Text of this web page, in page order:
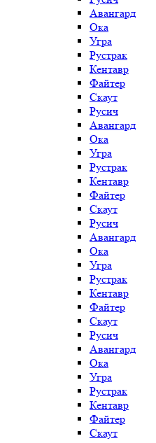
Авангард
Ока
Угра
Рустрак
Кентавр
Файтер
Скаут
Русич
Авангард
Ока
Угра
Рустрак
Кентавр
Файтер
Скаут
Русич
Авангард
Ока
Угра
Рустрак
Кентавр
Файтер
Скаут
Русич
Авангард
Ока
Угра
Рустрак
Кентавр
Файтер
Скаут